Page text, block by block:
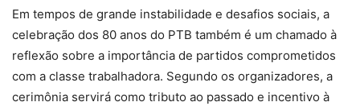
Em tempos de grande instabilidade e desafios sociais, a
celebração dos 80 anos do PTB também é um chamado à
reflexão sobre a importância de partidos comprometidos
com a classe trabalhadora. Segundo os organizadores, a
cerimônia servirá como tributo ao passado e incentivo à